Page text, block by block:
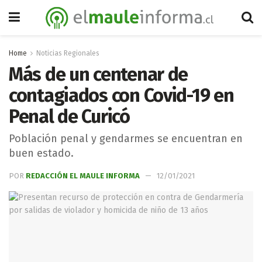
Home Noticias Regionales
Más de un centenar de
contagiados con Covid-19 en
Penal de Curicó
Población penal y gendarmes se encuentran en
buen estado.
POR REDACCIÓN EL MAULE INFORMA 12/01/2021